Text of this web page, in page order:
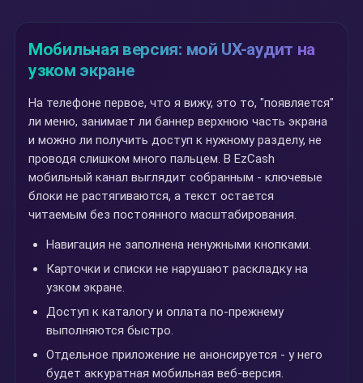
Мобильная версия: мой UX-аудит на
узком экране
На телефоне первое, что я вижу, это то, "появляется"
ли меню, занимает ли баннер верхнюю часть экрана
и можно ли получить доступ к нужному разделу, не
проводя слишком много пальцем. В EzCash
мобильный канал выглядит собранным - ключевые
блоки не растягиваются, а текст остается
читаемым без постоянного масштабирования.
Навигация не заполнена ненужными кнопками.
Карточки и списки не нарушают раскладку на
узком экране.
Доступ к каталогу и оплата по-прежнему
выполняются быстро.
Отдельное приложение не анонсируется - у него
будет аккуратная мобильная веб-версия.